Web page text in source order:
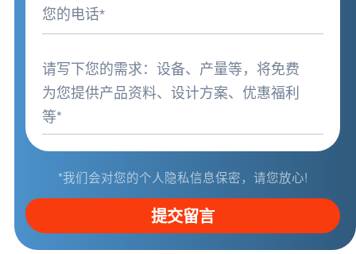
*我们会对您的个人隐私信息保密，请您放心!
提交留言